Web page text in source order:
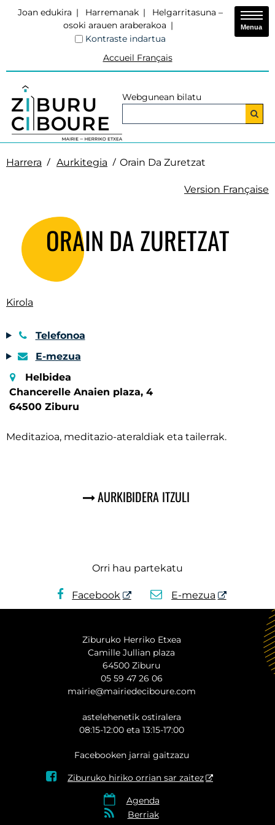
Joan edukira Harremanak
Helgarritasuna –
osoki arauen araberakoa
Kontraste indartua
Accueil Français
Webgunean bilatu
Menua
Harrera Aurkitegia Orain Da Zuretzat
Version Française
ORAIN DA ZURETZAT
Kirola
Telefonoa
E-mezua
Helbidea
Chancerelle Anaien plaza, 4
64500 Ziburu
Meditazioa, meditazio-ateraldiak eta tailerrak.
AURKIBIDERA ITZULI
Orri hau partekatu
Facebook E-mezua
Ziburuko Herriko Etxea
Camille Jullian plaza
64500 Ziburu
05 59 47 26 06
mairie@mairiedeciboure.com
astelehenetik ostiralera
08:15-12:00 eta 13:15-17:00
Facebooken jarrai gaitzazu
 Ziburuko hiriko orrian sar zaitez
 Agenda
 Berriak